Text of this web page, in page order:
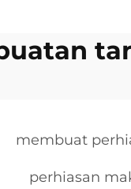
membuat
perhiasan